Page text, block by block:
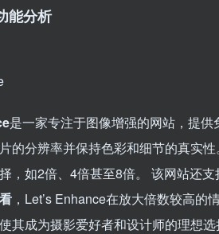
能分析
是一家专注于图像增强的网站，提
的分辨率并保持色彩和细节的真实
，如2倍、4倍甚至8倍。 该网站还
，Let’s Enhance在放大倍数较高
其成为摄影爱好者和设计师的理想选